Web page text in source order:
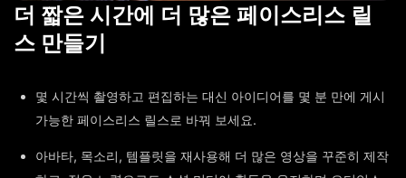
더 짧은 시간에 더 많은 페이스리스 릴
스 만들기
몇 시간씩 촬영하고 편집하는 대신 아이디어를 몇 분 만에 게시
가능한 페이스리스 릴스로 바꿔 보세요.
아바타, 목소리, 템플릿을 재사용해 더 많은 영상을 꾸준히 제작